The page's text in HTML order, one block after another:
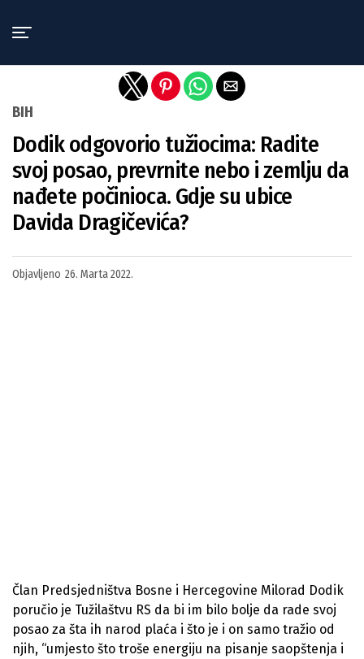
BIH
Dodik odgovorio tužiocima: Radite
svoj posao, prevrnite nebo i zemlju da
nađete počinioca. Gdje su ubice
Davida Dragičevića?
Objavljeno 26. Marta 2022.
Član Predsjedništva Bosne i Hercegovine Milorad Dodik
poručio je Tužilaštvu RS da bi im bilo bolje da rade svoj
posao za šta ih narod plaća i što je i on samo tražio od
njih, “umjesto što troše energiju na pisanje saopštenja i